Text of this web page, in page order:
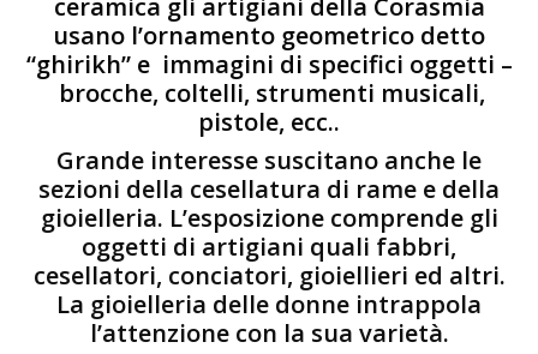
ceramica gli artigiani della Corasmia
usano l’ornamento geometrico detto
“ghirikh” e immagini di specifici oggetti –
brocche, coltelli, strumenti musicali,
pistole, ecc..
Grande interesse suscitano anche le
sezioni della cesellatura di rame e della
gioielleria. L’esposizione comprende gli
oggetti di artigiani quali fabbri,
cesellatori, conciatori, gioiellieri ed altri.
La gioielleria delle donne intrappola
l’attenzione con la sua varietà.